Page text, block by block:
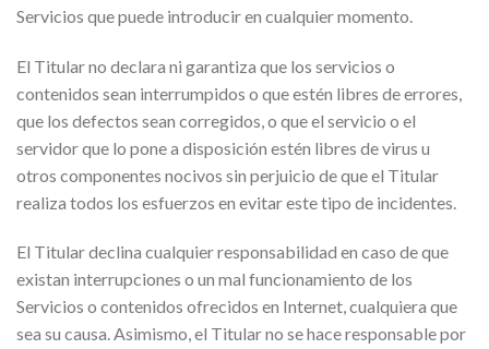
Servicios que puede introducir en cualquier momento.
El Titular no declara ni garantiza que los servicios o
contenidos sean interrumpidos o que estén libres de errores,
que los defectos sean corregidos, o que el servicio o el
servidor que lo pone a disposición estén libres de virus u
otros componentes nocivos sin perjuicio de que el Titular
realiza todos los esfuerzos en evitar este tipo de incidentes.
El Titular declina cualquier responsabilidad en caso de que
existan interrupciones o un mal funcionamiento de los
Servicios o contenidos ofrecidos en Internet, cualquiera que
sea su causa. Asimismo, el Titular no se hace responsable por